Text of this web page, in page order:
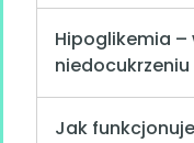
Hipoglikemia –
Jak